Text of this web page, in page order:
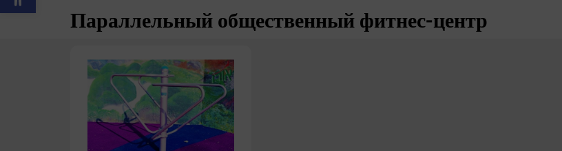
Параллельный общественный фитнес-центр